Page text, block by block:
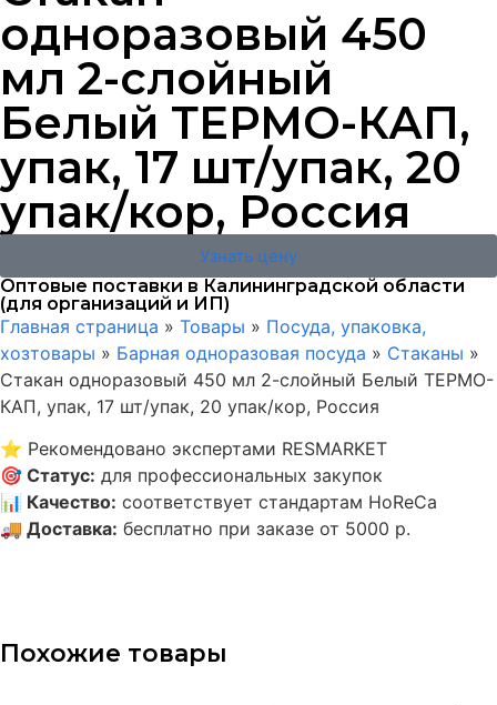
одноразовый 450
мл 2-слойный
Белый ТЕРМО-КАП,
упак, 17 шт/упак, 20
упак/кор, Россия
Узнать цену
Оптовые поставки в Калининградской области
(для организаций и ИП)
Главная страница » Товары » Посуда, упаковка,
хозтовары » Барная одноразовая посуда » Стаканы »
Стакан одноразовый 450 мл 2-слойный Белый ТЕРМО-
КАП, упак, 17 шт/упак, 20 упак/кор, Россия
⭐ Рекомендовано экспертами RESMARKET
🎯 Статус: для профессиональных закупок
📊 Качество: соответствует стандартам HoReCa
🚚 Доставка: бесплатно при заказе от 5000 р.
Похожие товары